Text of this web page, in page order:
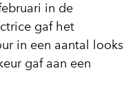
in de
gaf het
in een aantal looks
gaf aan een